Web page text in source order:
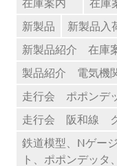
新製品
新製品
新製品紹介 在庫
製品紹介 電気機
走行会 ポポンデ
走行会 阪和線
鉄道模型、Nゲー
ト、ポポンデッタ